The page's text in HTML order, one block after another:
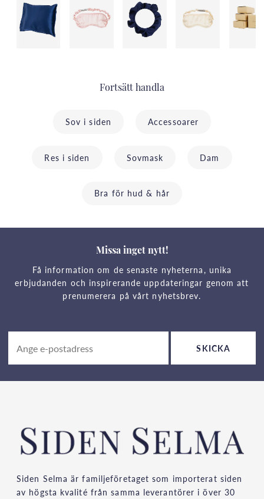
Fortsätt handla
Sov i siden Accessoarer
Res i siden Sovmask Dam
Bra för hud & hår
Missa inget nytt!
Få information om de senaste nyheterna, unika
erbjudanden och inspirerande uppdateringar genom att
prenumerera på vårt nyhetsbrev.
SKICKA
Siden Selma är familjeföretaget som importerat siden
av högsta kvalité från samma leverantörer i över 30